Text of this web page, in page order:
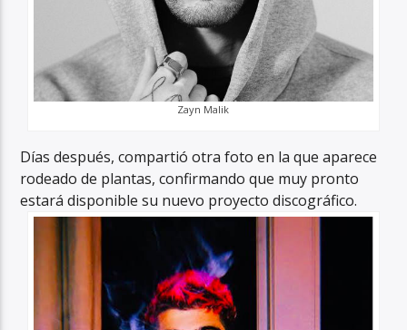
Zayn Malik
Días después, compartió otra foto en la que aparece
rodeado de plantas, confirmando que muy pronto
estará disponible su nuevo proyecto discográfico.